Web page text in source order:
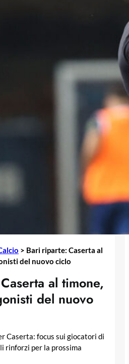
> Bari riparte: Caserta al
del nuovo ciclo
al timone,
del nuovo
Caserta: focus sui giocatori di
rinforzi per la prossima